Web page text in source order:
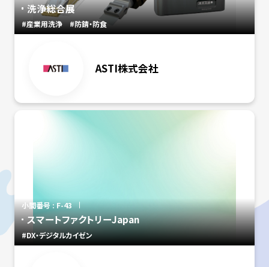
洗浄総合展
#産業用洗浄 #防錆・防食
ASTI株式会社
小間番号 : F-43
スマートファクトリーJapan
#DX・デジタルカイゼン